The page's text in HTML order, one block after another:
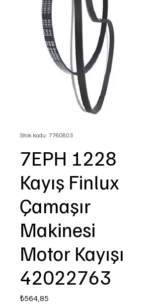
Stok kodu: 7760803
7EPH 1228
Kayış Finlux
Çamaşır
Makinesi
Motor Kayışı
42022763
₺564,85